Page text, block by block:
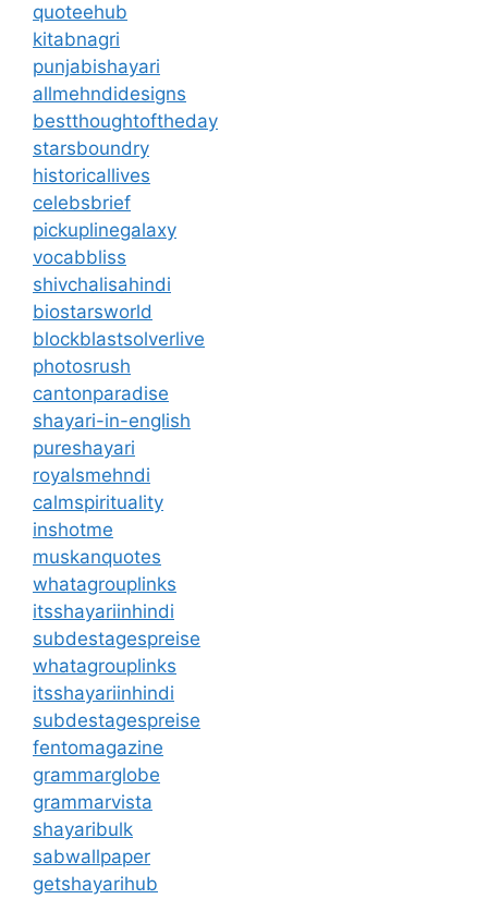
quoteehub
kitabnagri
punjabishayari
allmehndidesigns
bestthoughtoftheday
starsboundry
historicallives
celebsbrief
pickuplinegalaxy
vocabbliss
shivchalisahindi
biostarsworld
blockblastsolverlive
photosrush
cantonparadise
shayari-in-english
pureshayari
royalsmehndi
calmspirituality
inshotme
muskanquotes
whatagrouplinks
itsshayariinhindi
subdestagespreise
whatagrouplinks
itsshayariinhindi
subdestagespreise
fentomagazine
grammarglobe
grammarvista
shayaribulk
sabwallpaper
getshayarihub